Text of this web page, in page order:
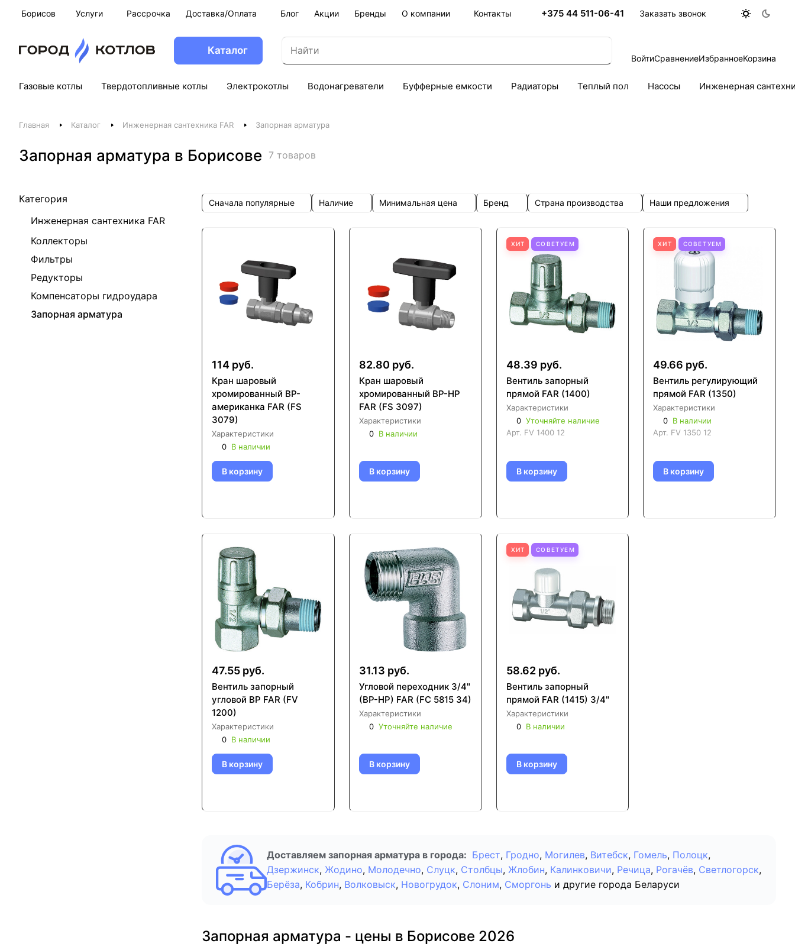
Борисов Услуги Рассрочка Доставка/Оплата Блог Акции Бренды О компании Контакты +375 44 511-06-41 Заказать звонок
Каталог
ВойтиСравнениеИзбранноеКорзина
Газовые котлы Твердотопливные котлы Электрокотлы Водонагреватели Буфферные емкости Радиаторы Теплый пол Насосы Инженерная
Главная Каталог Инженерная сантехника FAR Запорная арматура
Запорная арматура в Борисове 7 товаров
Категория
Инженерная сантехника FAR
Коллекторы
Фильтры
Редукторы
Компенсаторы гидроудара
Запорная арматура
Сначала популярные Наличие Минимальная цена Бренд Страна производства Наши предложения
114 руб.
Кран шаровый
хромированный ВР-
американка FAR (FS
3079)
Характеристики
0 В наличии
В корзину
82.80 руб.
Кран шаровый
хромированный ВР-НР
FAR (FS 3097)
Характеристики
0 В наличии
В корзину
ХИТ СОВЕТУЕМ
48.39 руб.
Вентиль запорный
прямой FAR (1400)
Характеристики
0 Уточняйте наличие
Арт. FV 1400 12
В корзину
ХИТ СОВЕТУЕМ
49.66 руб.
Вентиль регулирующий
прямой FAR (1350)
Характеристики
0 В наличии
Арт. FV 1350 12
В корзину
47.55 руб.
Вентиль запорный
угловой ВР FAR (FV
1200)
Характеристики
0 В наличии
В корзину
31.13 руб.
Угловой переходник 3/4"
(ВР-НР) FAR (FC 5815 34)
Характеристики
0 Уточняйте наличие
В корзину
ХИТ СОВЕТУЕМ
58.62 руб.
Вентиль запорный
прямой FAR (1415) 3/4"
Характеристики
0 В наличии
В корзину
Доставляем запорная арматура в города: Брест, Гродно, Могилев, Витебск, Гомель, Полоцк,
Дзержинск, Жодино, Молодечно, Слуцк, Столбцы, Жлобин, Калинковичи, Речица, Рогачёв, Светлогорск,
Берёза, Кобрин, Волковыск, Новогрудок, Слоним, Сморгонь и другие города Беларуси
Запорная арматура - цены в Борисове 2026